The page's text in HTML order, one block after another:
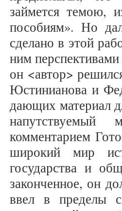
займется темою,
пособиям». Но
сделано в этой
ним
он <автор>
Юстинианова и
дающих материал
напутствуемый
комментарием
широкий мир
государства и
законченное, он
ввел в пределы